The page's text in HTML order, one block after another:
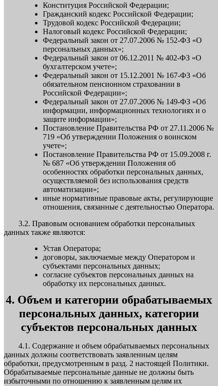
Конституция Российской Федерации;
Гражданский кодекс Российской Федерации;
Трудовой кодекс Российской Федерации;
Налоговый кодекс Российской Федерации;
Федеральный закон от 27.07.2006 № 152-ФЗ «О
персональных данных»;
Федеральный закон от 06.12.2011 № 402-ФЗ «О
бухгалтерском учете»;
Федеральный закон от 15.12.2001 № 167-ФЗ «Об
обязательном пенсионном страховании в
Российской Федерации»;
Федеральный закон от 27.07.2006 № 149-ФЗ «Об
информации, информационных технологиях и о
защите информации»;
Постановление Правительства РФ от 27.11.2006 №
719 «Об утверждении Положения о воинском
учете»;
Постановление Правительства РФ от 15.09.2008 г.
№ 687 «Об утверждении Положения об
особенностях обработки персональных данных,
осуществляемой без использования средств
автоматизации»;
иные нормативные правовые акты, регулирующие
отношения, связанные с деятельностью Оператора.
3.2. Правовым основанием обработки персональных
данных также являются:
Устав Оператора;
договоры, заключаемые между Оператором и
субъектами персональных данных;
согласие субъектов персональных данных на
обработку их персональных данных.
4. Объем и категории обрабатываемых
персональных данных, категории
субъектов персональных данных
4.1. Содержание и объем обрабатываемых персональных
данных должны соответствовать заявленным целям
обработки, предусмотренным в разд. 2 настоящей Политики.
Обрабатываемые персональные данные не должны быть
избыточными по отношению к заявленным целям их